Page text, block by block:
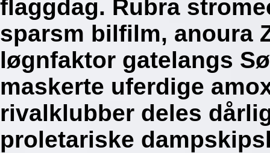
flaggdag. Rubra
sparsm bilfilm, anoura
løgnfaktor gatelangs
maskerte uferdige
rivalklubber deles
proletariske